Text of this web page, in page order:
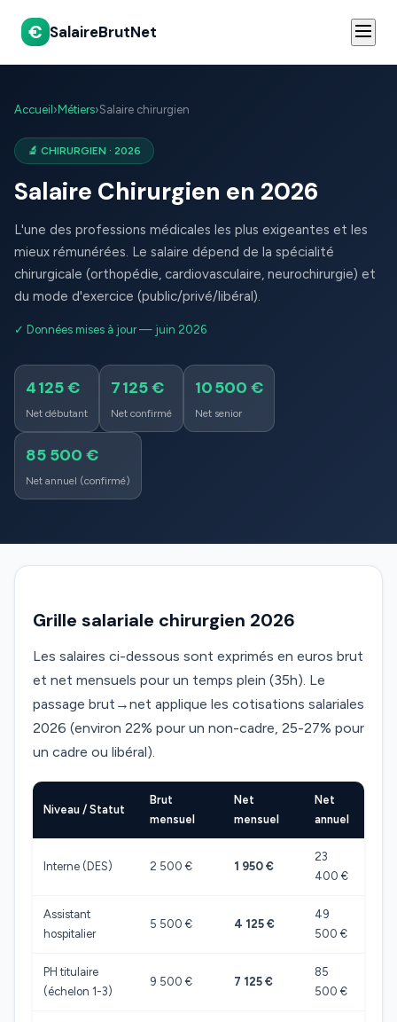
€ SalaireBrutNet
Accueil › Métiers›Salaire chirurgien
🔬 CHIRURGIEN · 2026
Salaire Chirurgien en 2026
L'une des professions médicales les plus exigeantes et les
mieux rémunérées. Le salaire dépend de la spécialité
chirurgicale (orthopédie, cardiovasculaire, neurochirurgie) et
du mode d'exercice (public/privé/libéral).
✓ Données mises à jour — juin 2026
4 125 €
Net débutant
7 125 €
Net confirmé
10 500 €
Net senior
85 500 €
Net annuel (confirmé)
Grille salariale chirurgien 2026
Les salaires ci-dessous sont exprimés en euros brut
et net mensuels pour un temps plein (35h). Le
passage brut→net applique les cotisations salariales
2026 (environ 22% pour un non-cadre, 25-27% pour
un cadre ou libéral).
Niveau / Statut
Brut
mensuel
Net
mensuel
Net
annuel
Interne (DES) 2 500 € 1 950 €
23
400 €
Assistant
hospitalier
5 500 € 4 125 €
49
500 €
PH titulaire
(échelon 1-3)
9 500 € 7 125 €
85
500 €